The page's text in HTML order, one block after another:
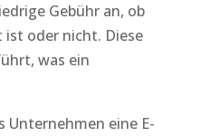
Gebühr an, ob
ist oder nicht. Diese
was ein
Unternehmen eine E-